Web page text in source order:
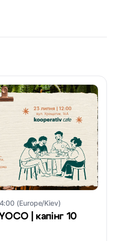
(Europe/Kiev)
| капінг 10